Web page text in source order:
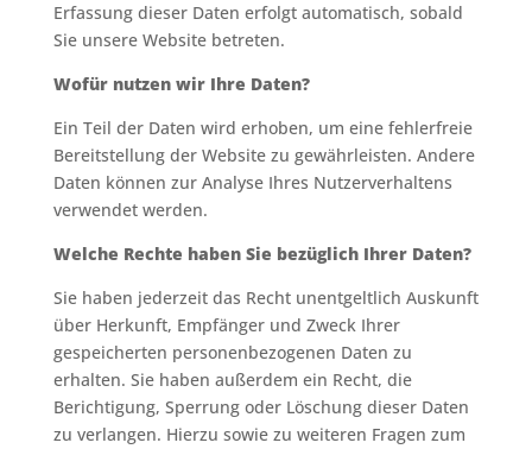
Erfassung dieser Daten erfolgt automatisch, sobald
Sie unsere Website betreten.
Wofür nutzen wir Ihre Daten?
Ein Teil der Daten wird erhoben, um eine fehlerfreie
Bereitstellung der Website zu gewährleisten. Andere
Daten können zur Analyse Ihres Nutzerverhaltens
verwendet werden.
Welche Rechte haben Sie bezüglich Ihrer Daten?
Sie haben jederzeit das Recht unentgeltlich Auskunft
über Herkunft, Empfänger und Zweck Ihrer
gespeicherten personenbezogenen Daten zu
erhalten. Sie haben außerdem ein Recht, die
Berichtigung, Sperrung oder Löschung dieser Daten
zu verlangen. Hierzu sowie zu weiteren Fragen zum